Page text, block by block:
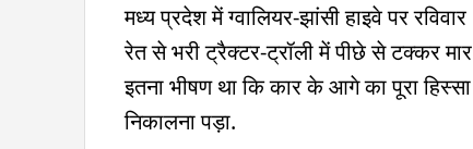
मध्य प्रदेश में ग्वालियर-झांसी हाइवे पर
रेत से भरी ट्रैक्टर-ट्रॉली में पीछे से टक्कर
इतना भीषण था कि कार के आगे का पूरा
निकालना पड़ा.